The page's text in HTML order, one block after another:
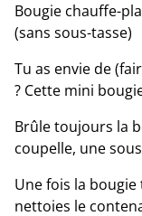
Bougie chauffe-
(sans sous-tasse)
Tu as envie de
? Cette mini
Brûle toujours la
coupelle, une
Une fois la
nettoies le